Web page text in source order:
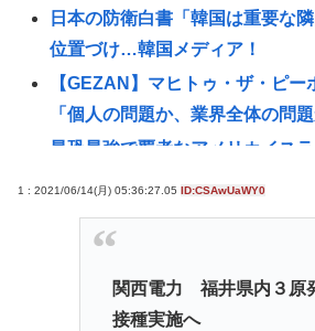
日本の防衛白書「韓国は重要な
位置づけ…韓国メディア！
【GEZAN】マヒトゥ・ザ・ピ
「個人の問題か、業界全体の問
最恐最強で覇者なアメリカイス
【衝撃】100万部を切ったジャ
部を記録した時の週刊少年ジャ
赤十字、スペイン領セウタに殺
1 : 2021/06/14(月) 05:36:27.05 ID:CSAwUaWY0
関西電力 福井県内３原
接種実施へ